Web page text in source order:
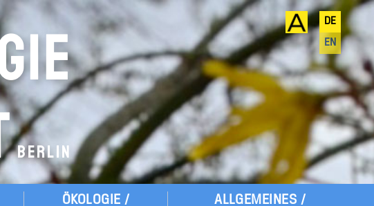
BERLIN
DE
EN
ÖKOLOGIE /
ALLGEMEINES /